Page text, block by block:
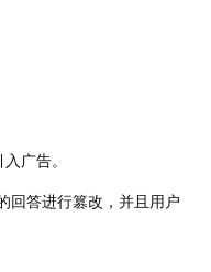
广告。
回答进行篡改，并且用户